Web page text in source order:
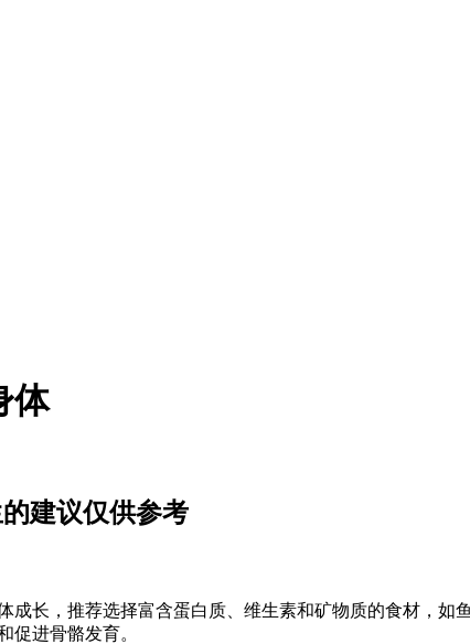
体
建议仅供参考
成长，推荐选择富含蛋白质、维生素和矿物质的食材，
促进骨骼发育。